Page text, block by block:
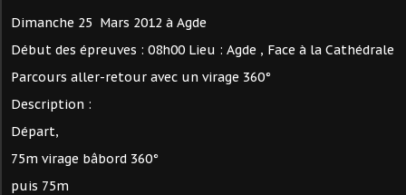
Dimanche 25 Mars 2012 à Agde
Début des épreuves : 08h00 Lieu : Agde , Face à la Cathédrale
Parcours aller-retour avec un virage 360°
Description :
Départ,
75m virage bâbord 360°
puis 75m